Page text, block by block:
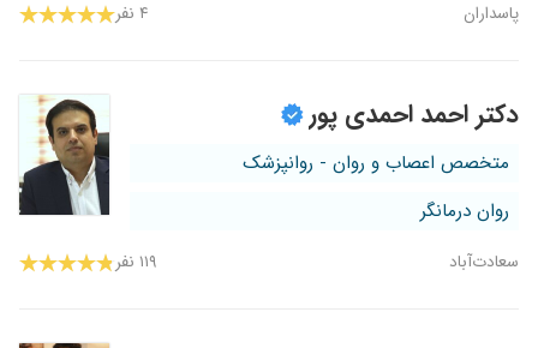
پاسداران ۴ نفر
دکتر احمد احمدی پور
متخصص اعصاب و روان - روانپزشک
روان درمانگر
سعادت‌آباد ۱۱۹ نفر